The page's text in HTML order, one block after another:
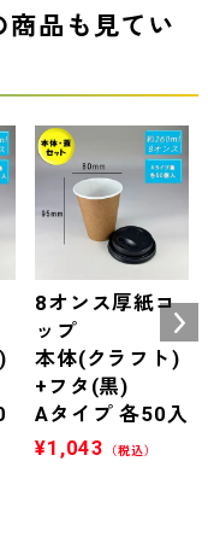
商品も見てい
8オンス厚紙コ
ップ
本体(クラフト)
+フタ(黒)
Aタイプ 各50入
¥1,043 （税込）